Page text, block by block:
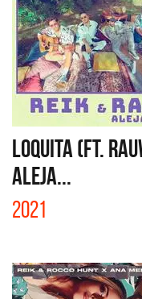
LOQUITA (FT.
ALEJA...
2021